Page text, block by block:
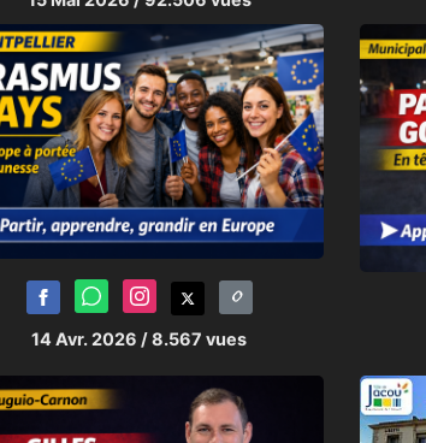
14 Avr. 2026 / 8.567 vues